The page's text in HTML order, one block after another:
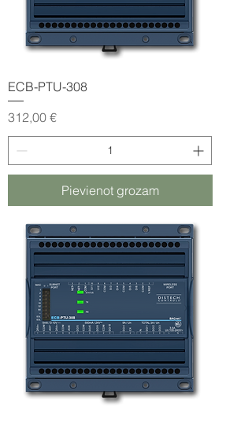
ECB-PTU-308
Cena
312,00 €
Pievienot grozam